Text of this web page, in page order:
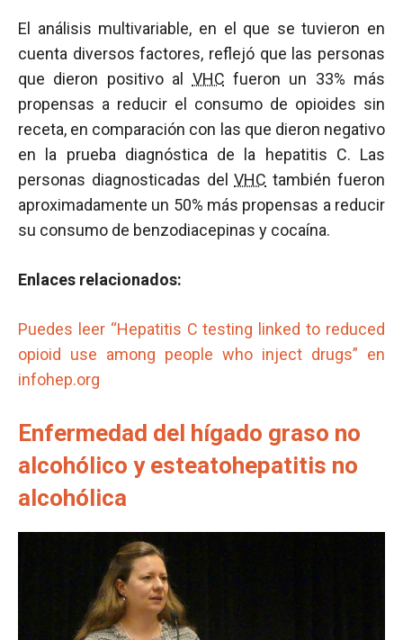
El análisis multivariable, en el que se tuvieron en
cuenta diversos factores, reflejó que las personas
que dieron positivo al VHC fueron un 33% más
propensas a reducir el consumo de opioides sin
receta, en comparación con las que dieron negativo
en la prueba diagnóstica de la hepatitis C. Las
personas diagnosticadas delVHC también fueron
aproximadamente un 50% más propensas a reducir
su consumo de benzodiacepinas y cocaína.
Enlaces relacionados:
Puedes leer “Hepatitis C testing linked to reduced
opioid use among people who inject drugs” en
infohep.org
Enfermedad del hígado graso no
alcohólico y esteatohepatitis no
alcohólica